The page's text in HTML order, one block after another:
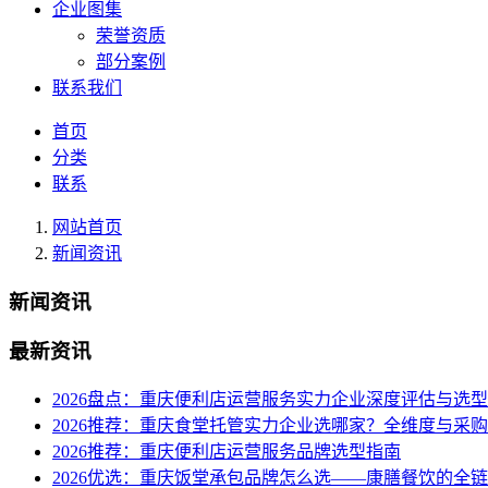
企业图集
荣誉资质
部分案例
联系我们
首页
分类
联系
网站首页
新闻资讯
新闻资讯
最新资讯
2026盘点：重庆便利店运营服务实力企业深度评估与选
2026推荐：重庆食堂托管实力企业选哪家？全维度与采
2026推荐：重庆便利店运营服务品牌选型指南
2026优选：重庆饭堂承包品牌怎么选——康膳餐饮的全